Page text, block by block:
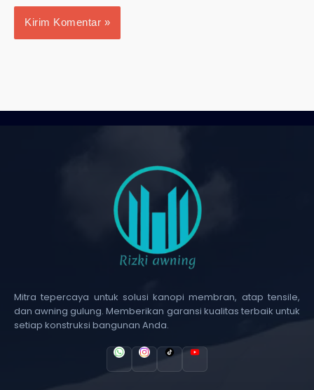
Mitra tepercaya untuk solusi kanopi membran, atap tensile,
dan awning gulung. Memberikan garansi kualitas terbaik untuk
setiap konstruksi bangunan Anda.